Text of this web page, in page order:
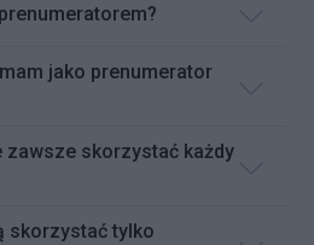
jako prenumerator
zawsze skorzystać każdy
skorzystać tylko